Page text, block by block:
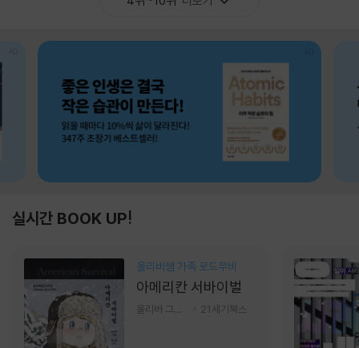
실시간 BOOK UP!
올리버쌤 가족 로드무비
아메리칸 서바이벌
21세기북스